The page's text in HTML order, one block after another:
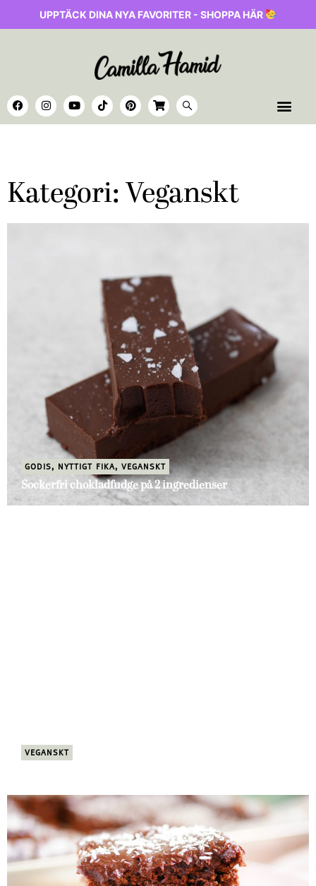
UPPTÄCK DINA NYA FAVORITER - SHOPPA HÄR
Kategori: Veganskt
GODIS, NYTTIGT FIKA, VEGANSKT
Sockerfri chokladfudge på 2 ingredienser
VEGANSKT